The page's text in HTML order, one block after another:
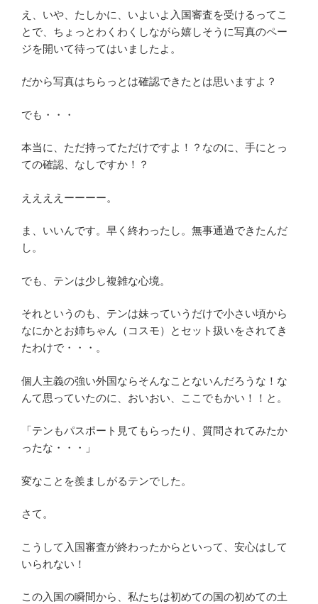
え、いや、たしかに、いよいよ入国審査を受けるってこ
とで、ちょっとわくわくしながら嬉しそうに写真のペー
ジを開いて待ってはいましたよ。
だから写真はちらっとは確認できたとは思いますよ？
でも・・・
本当に、ただ持ってただけですよ！？なのに、手にとっ
ての確認、なしですか！？
ええええーーーー。
ま、いいんです。早く終わったし。無事通過できたんだ
し。
でも、テンは少し複雑な心境。
それというのも、テンは妹っていうだけで小さい頃から
なにかとお姉ちゃん（コスモ）とセット扱いをされてき
たわけで・・・。
個人主義の強い外国ならそんなことないんだろうな！な
んて思っていたのに、おいおい、ここでもかい！！と。
「テンもパスポート見てもらったり、質問されてみたか
ったな・・・」
変なことを羨ましがるテンでした。
さて。
こうして入国審査が終わったからといって、安心はして
いられない！
この入国の瞬間から、私たちは初めての国の初めての土